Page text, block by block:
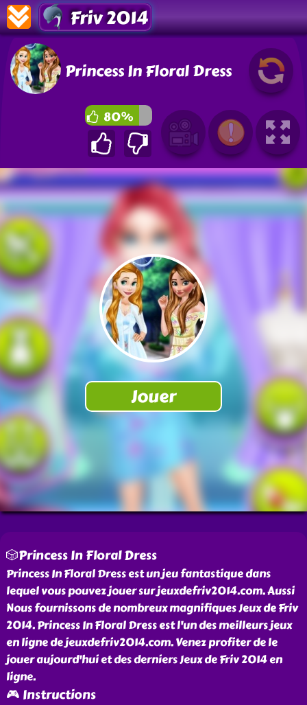
Friv 2014
Princess In Floral Dress
80%
🎲Princess In Floral Dress
Princess In Floral Dress est un jeu fantastique dans
lequel vous pouvez jouer sur jeuxdefriv2014.com. Aussi
Nous fournissons de nombreux magnifiques Jeux de Friv
2014. Princess In Floral Dress est l'un des meilleurs jeux
en ligne de jeuxdefriv2014.com. Venez profiter de le
jouer aujourd'hui et des derniers Jeux de Friv 2014 en
ligne.
🎮 Instructions